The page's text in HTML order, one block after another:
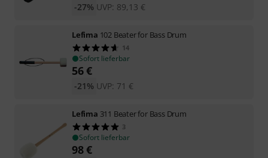
UVP: 89,13 €
-27%
Lefima 102 Beater for Bass Drum
14
Sofort lieferbar
56€
UVP: 71 €
-21%
Lefima 311 Beater for Bass Drum
3
Sofort lieferbar
98€